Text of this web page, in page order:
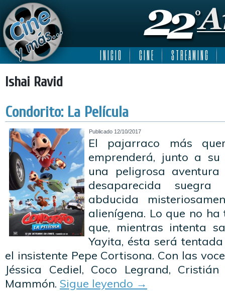
I N I C I O C I N E S T R E A M I N G
Ishai Ravid
Condorito: La Película
Publicado 12/10/2017
El pajarraco más
emprenderá, junto a su
una peligrosa
desaparecida suegra
abducida
alienígena. Lo que no
que, mientras intenta
Yayita, ésta será
el insistente Pepe Cortisona. Con las
Jéssica Cediel, Coco Legrand,
Mammón. Sigue leyendo →